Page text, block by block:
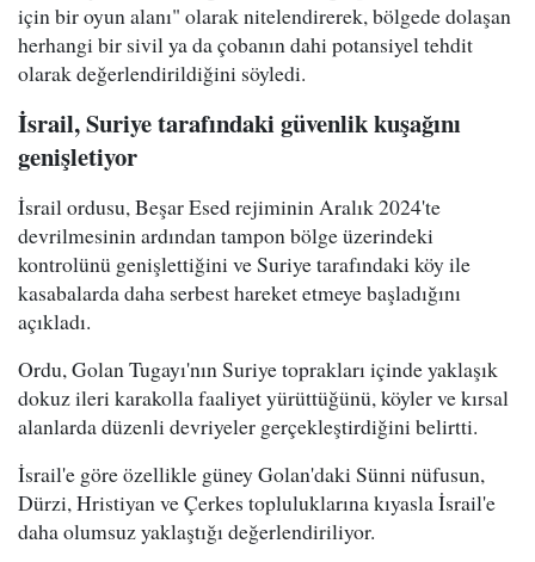
için bir oyun alanı" olarak nitelendirerek, bölgede dolaşan
herhangi bir sivil ya da çobanın dahi potansiyel tehdit
olarak değerlendirildiğini söyledi.
İsrail, Suriye tarafındaki güvenlik kuşağını
genişletiyor
İsrail ordusu, Beşar Esed rejiminin Aralık 2024'te
devrilmesinin ardından tampon bölge üzerindeki
kontrolünü genişlettiğini ve Suriye tarafındaki köy ile
kasabalarda daha serbest hareket etmeye başladığını
açıkladı.
Ordu, Golan Tugayı'nın Suriye toprakları içinde yaklaşık
dokuz ileri karakolla faaliyet yürüttüğünü, köyler ve kırsal
alanlarda düzenli devriyeler gerçekleştirdiğini belirtti.
İsrail'e göre özellikle güney Golan'daki Sünni nüfusun,
Dürzi, Hristiyan ve Çerkes topluluklarına kıyasla İsrail'e
daha olumsuz yaklaştığı değerlendiriliyor.